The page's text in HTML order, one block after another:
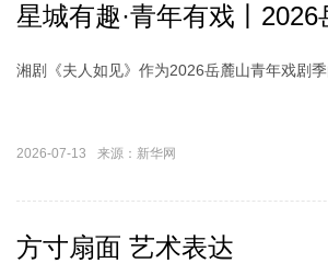
星城有趣·青年有戏丨
湘剧《夫人如见》作为2026岳麓山青年戏剧季
2026-07-13 来源：新华网
方寸扇面 艺术表达